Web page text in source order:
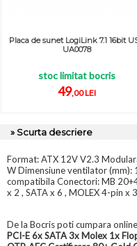
Placa de sunet LogiLink 7.1 16bit
UA0078
stoc limitat bocris
49,00 LEI
» Scurta descriere
Format: ATX 12V V2.3
W Dimensiune ventilator (mm):
compatibila Conectori: MB
x 2 , SATA x 6 , MOLEX 4-pin x
De la Bocris poti cumpara online
PCI-E 6x SATA 3x Molex 1x